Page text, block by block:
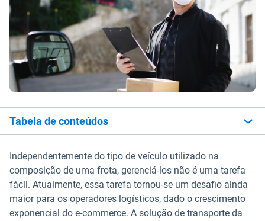
Tabela de conteúdos
Independentemente do tipo de veículo utilizado na
composição de uma frota, gerenciá-los não é uma tarefa
fácil. Atualmente, essa tarefa tornou-se um desafio ainda
maior para os operadores logísticos, dado o crescimento
exponencial do e-commerce. A solução de transporte da